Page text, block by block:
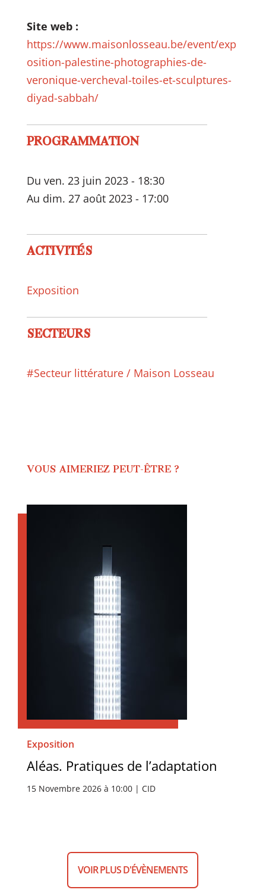
Site web :
https://www.maisonlosseau.be/event/exp
osition-palestine-photographies-de-
veronique-vercheval-toiles-et-sculptures-
diyad-sabbah/
PROGRAMMATION
Du ven. 23 juin 2023 - 18:30
Au dim. 27 août 2023 - 17:00
ACTIVITÉS
Exposition
SECTEURS
#Secteur littérature / Maison Losseau
VOUS AIMERIEZ PEUT-ÊTRE ?
Exposition
Aléas. Pratiques de l’adaptation
15 Novembre 2026 à 10:00 | CID
VOIR PLUS D'ÉVÈNEMENTS